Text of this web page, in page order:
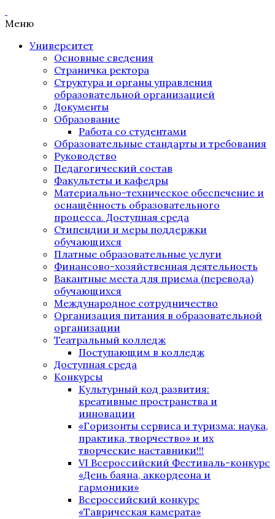
Меню
Университет
Основные сведения
Страничка ректора
Структура и органы управления
образовательной организацией
Документы
Образование
Работа со студентами
Образовательные стандарты и требования
Руководство
Педагогический состав
Факультеты и кафедры
Материально-техническое обеспечение и
оснащённость образовательного
процесса. Доступная среда
Стипендии и меры поддержки
обучающихся
Платные образовательные услуги
Финансово-хозяйственная деятельность
Вакантные места для приема (перевода)
обучающихся
Международное сотрудничество
Организация питания в образовательной
организации
Театральный колледж
Поступающим в колледж
Доступная среда
Конкурсы
Культурный код развития:
креативные пространства и
инновации
«Горизонты сервиса и туризма: наука,
практика, творчество» и их
творческие наставники!!!
VI Всероссийский Фестиваль-конкурс
«День баяна, аккордеона и
гармоники»
Всероссийский конкурс
«Таврическая камерата»